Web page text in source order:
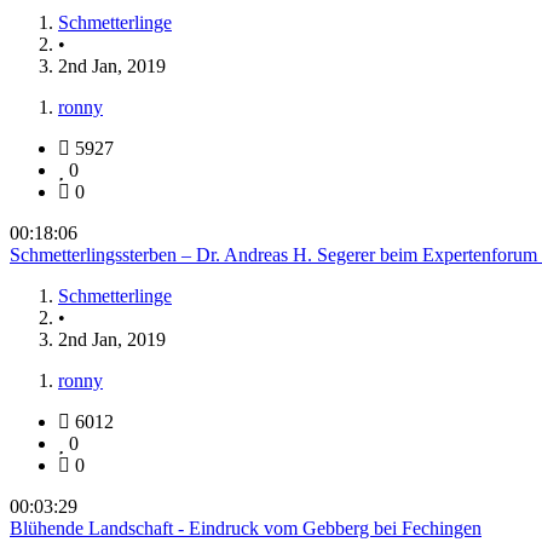
Schmetterlinge
•
2nd Jan, 2019
ronny
5927
0
0
00:18:06
Schmetterlingssterben – Dr. Andreas H. Segerer beim Expertenforum
Schmetterlinge
•
2nd Jan, 2019
ronny
6012
0
0
00:03:29
Blühende Landschaft - Eindruck vom Gebberg bei Fechingen